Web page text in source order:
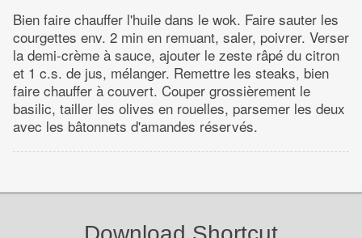
Bien faire chauffer l'huile dans le wok. Faire sauter les
courgettes env. 2 min en remuant, saler, poivrer. Verser
la demi-crème à sauce, ajouter le zeste râpé du citron
et 1 c.s. de jus, mélanger. Remettre les steaks, bien
faire chauffer à couvert. Couper grossièrement le
basilic, tailler les olives en rouelles, parsemer les deux
avec les bâtonnets d'amandes réservés.